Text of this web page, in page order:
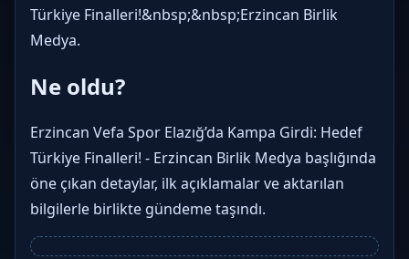
Türkiye Finalleri!&nbsp;&nbsp;Erzincan Birlik
Medya.
Ne oldu?
Erzincan Vefa Spor Elazığ’da Kampa Girdi: Hedef
Türkiye Finalleri! - Erzincan Birlik Medya başlığında
öne çıkan detaylar, ilk açıklamalar ve aktarılan
bilgilerle birlikte gündeme taşındı.